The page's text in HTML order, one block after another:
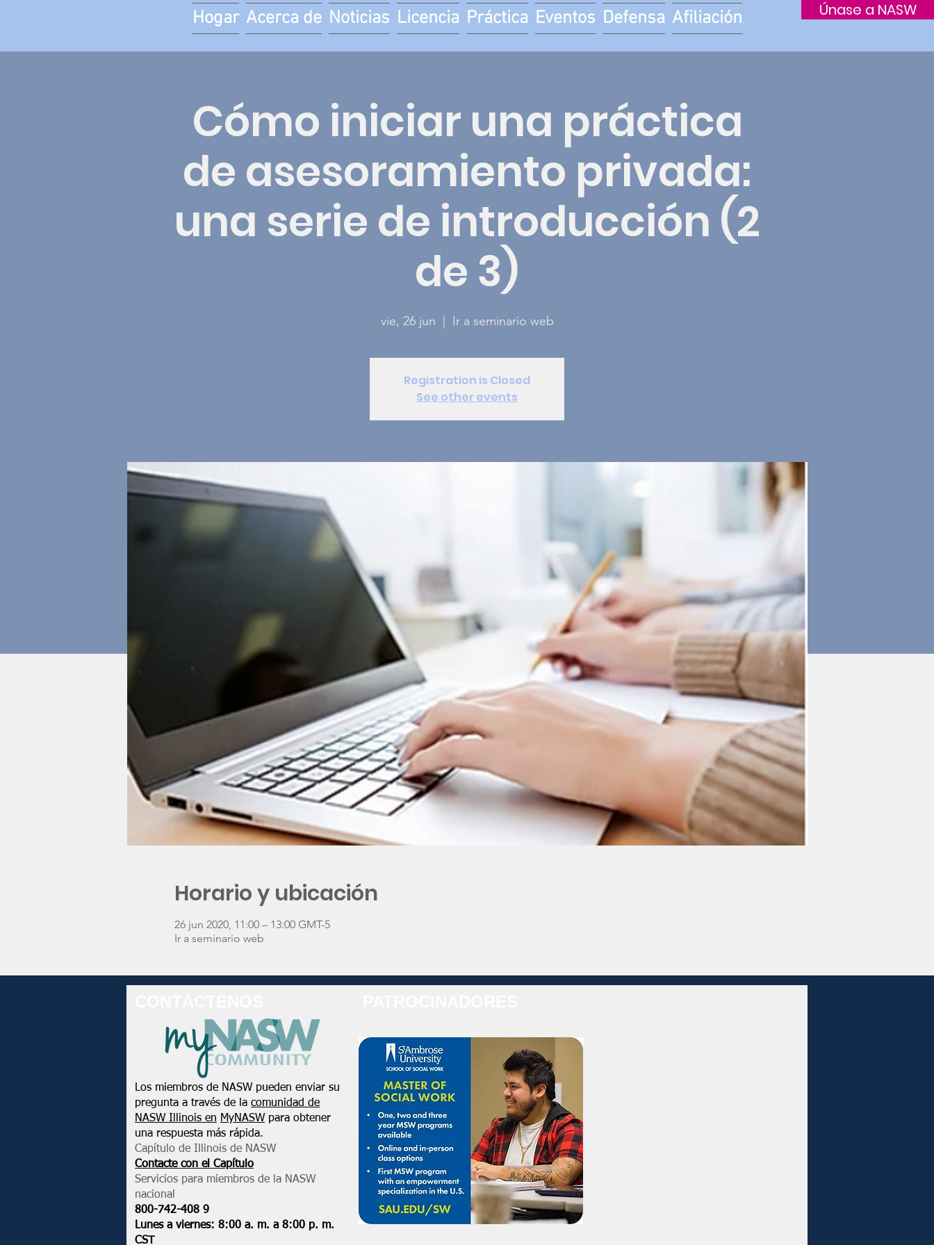
Únase a NASW
Hogar Acerca de Noticias Licencia Práctica Eventos Defensa Afiliación
Cómo iniciar una práctica
de asesoramiento privada:
una serie de introducción (2
de 3)
vie, 26 jun Ir a seminario web
Registration is Closed
See other events
Horario y ubicación
26 jun 2020, 11:00 – 13:00 GMT-5
Ir a seminario web
Los miembros de NASW pueden enviar su
pregunta a través de la comunidad de
NASW Illinois en MyNASW para obtener
una respuesta más rápida.
Capítulo de Illinois de NASW
Contacte con el Capítulo
Servicios para miembros de la NASW
nacional
800-742-408 9
Lunes a viernes: 8:00 a. m. a 8:00 p. m.
CST